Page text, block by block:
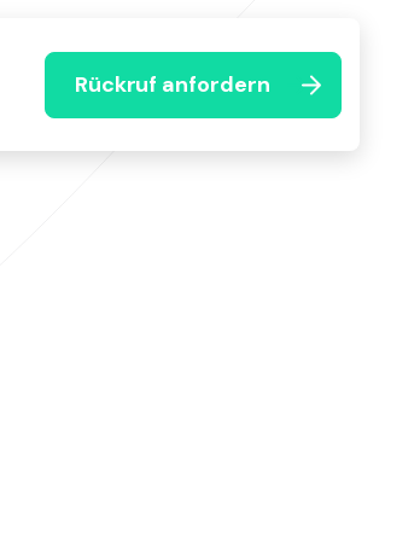
Rückruf anfordern